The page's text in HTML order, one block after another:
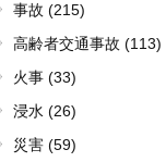
事故 (215)
高齢者交通事故 (113)
火事 (33)
浸水 (26)
災害 (59)